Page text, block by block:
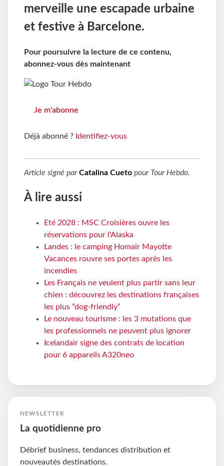
merveille une escapade urbaine
et festive à Barcelone.
Pour poursuivre la lecture de ce contenu,
abonnez-vous dès maintenant
Je m'abonne
Déjà abonné ? Identifiez-vous
Article signé parCatalina Cueto pour Tour Hebdo.
À lire aussi
Eté 2028 : MSC Croisières ouvre les
réservations pour l'Alaska
Landes : le camping Homair Mayotte
Vacances rouvre ses portes après les
incendies
Les Français ne veulent plus partir sans leur
chien : découvrez les destinations françaises
les plus “dog-friendly”
Le nouveau tourisme : les 3 mutations que
les professionnels ne peuvent plus ignorer
Icelandair signe des contrats de location
pour 6 appareils A320neo
NEWSLETTER
La quotidienne pro
Débrief business, tendances distribution et
nouveautés destinations.